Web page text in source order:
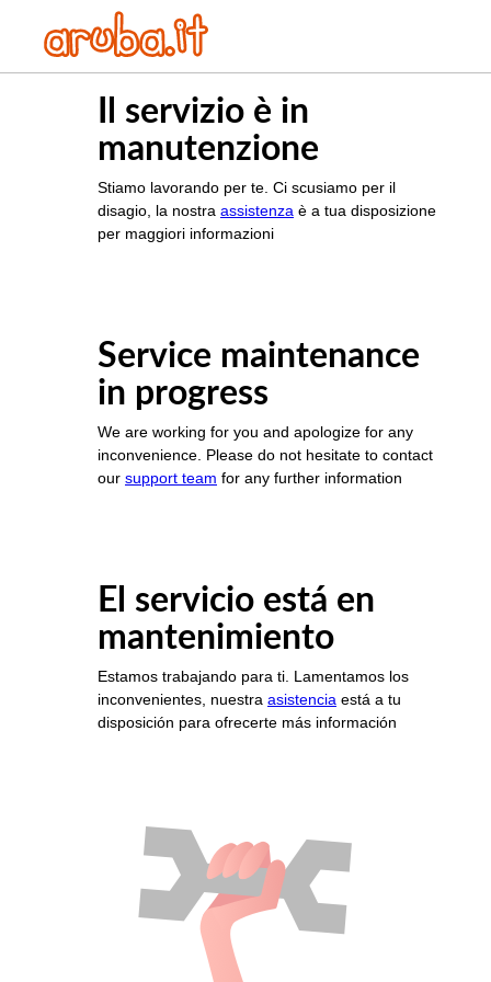
Il servizio è in
manutenzione
Stiamo lavorando per te. Ci scusiamo per il
disagio, la nostra assistenza è a tua disposizione
per maggiori informazioni
Service maintenance
in progress
We are working for you and apologize for any
inconvenience. Please do not hesitate to contact
our support team for any further information
El servicio está en
mantenimiento
Estamos trabajando para ti. Lamentamos los
inconvenientes, nuestra asistencia está a tu
disposición para ofrecerte más información